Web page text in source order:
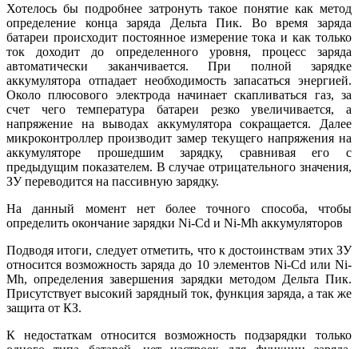
Хотелось бы подробнее затронуть такое понятие как метод
определение конца заряда Дельта Пик. Во время заряда
батареи происходит постоянное измерение тока и как только
ток доходит до определенного уровня, процесс заряда
автоматически заканчивается. При полной зарядке
аккумулятора отпадает необходимость запасаться энергией.
Около плюсового электрода начинает скапливаться газ, за
счет чего температура батареи резко увеличивается, а
напряжение на выводах аккумулятора сокращается. Далее
микроконтроллер производит замер текущего напряжения на
аккумуляторе прошедшим зарядку, сравнивая его с
предыдущим показателем. В случае отрицательного значения,
ЗУ переводится на пассивную зарядку.
На данный момент нет более точного способа, чтобы
определить окончание зарядки Ni-Cd и Ni-Mh аккумуляторов
Подводя итоги, следует отметить, что к достоинствам этих ЗУ
относится возможность заряда до 10 элементов Ni-Cd или Ni-
Mh, определения завершения зарядки методом Дельта Пик.
Присутствует высокий зарядный ток, функция заряда, а так же
защита от КЗ.
К недостаткам относится возможность подзарядки только